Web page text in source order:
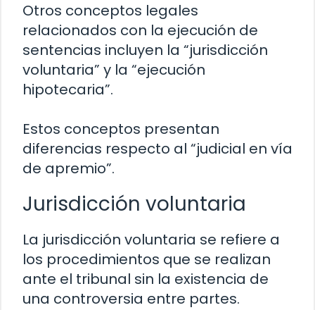
Otros conceptos legales
relacionados con la ejecución de
sentencias incluyen la “jurisdicción
voluntaria” y la “ejecución
hipotecaria”.
Estos conceptos presentan
diferencias respecto al “judicial en vía
de apremio”.
Jurisdicción voluntaria
La jurisdicción voluntaria se refiere a
los procedimientos que se realizan
ante el tribunal sin la existencia de
una controversia entre partes.